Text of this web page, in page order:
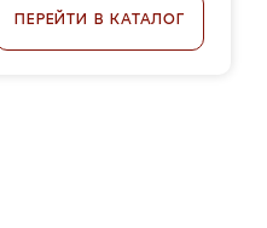
ПЕРЕЙТИ В КАТАЛОГ